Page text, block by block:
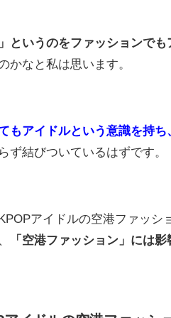
」というのをファッションで
かなと私は思います。
もアイドルという意識を持
ず結びついているはずです。
アイドルの空港ファッシ
「空港ファッション」には